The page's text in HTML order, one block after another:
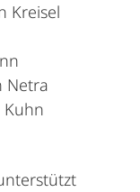
Kreisel
Netra
Kuhn